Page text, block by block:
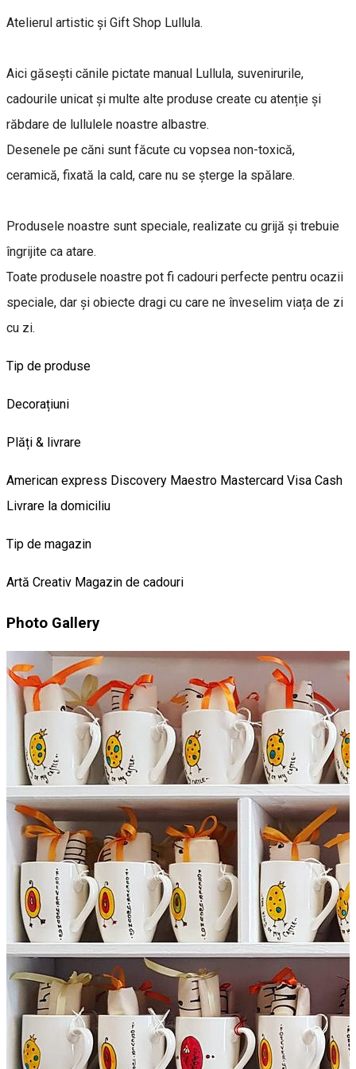
Atelierul artistic și Gift Shop Lullula.
Aici găsești cănile pictate manual Lullula, suvenirurile,
cadourile unicat și multe alte produse create cu atenție și
răbdare de lullulele noastre albastre.
Desenele pe căni sunt făcute cu vopsea non-toxică,
ceramică, fixată la cald, care nu se șterge la spălare.
Produsele noastre sunt speciale, realizate cu grijă și trebuie
îngrijite ca atare.
Toate produsele noastre pot fi cadouri perfecte pentru ocazii
speciale, dar și obiecte dragi cu care ne înveselim viața de zi
cu zi.
Tip de produse
Decorațiuni
Plăți & livrare
American express Discovery Maestro Mastercard Visa Cash
Livrare la domiciliu
Tip de magazin
Artă Creativ Magazin de cadouri
Photo Gallery